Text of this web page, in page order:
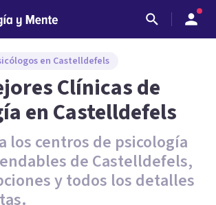
en Castelldefels
Clínicas de
en Castelldefels
los centros de psicología
de Castelldefels,
y todos los detalles